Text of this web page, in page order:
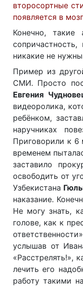
второсортные
появляется в
Конечно, такие
никакие не
Пример из
СМИ. Просто
Евгения
видеоролика,
ребёнком,
наручниках
Приговорили к 6
временем
заставило
освободить от
Узбекистана
наказание.
Не могу знать,
голове, как к
услышав от
«Расстрелять!»,
лечить его
работу такими